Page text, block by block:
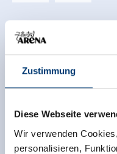
Zustimmung
Diese Webseite
Wir verwenden
personalisieren,